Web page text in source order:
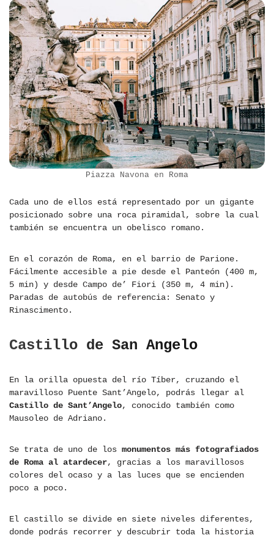
Piazza Navona en Roma
Cada uno de ellos está representado por un gigante
posicionado sobre una roca piramidal, sobre la cual
también se encuentra un obelisco romano.
En el corazón de Roma, en el barrio de Parione.
Fácilmente accesible a pie desde el Panteón (400 m,
5 min) y desde Campo de’ Fiori (350 m, 4 min).
Paradas de autobús de referencia: Senato y
Rinascimento.
Castillo de San Angelo
En la orilla opuesta del río Tíber, cruzando el
maravilloso Puente Sant’Angelo, podrás llegar al
Castillo de Sant’Angelo, conocido también como
Mausoleo de Adriano.
Se trata de uno de los monumentos más fotografiados
de Roma al atardecer, gracias a los maravillosos
colores del ocaso y a las luces que se encienden
poco a poco.
El castillo se divide en siete niveles diferentes,
donde podrás recorrer y descubrir toda la historia